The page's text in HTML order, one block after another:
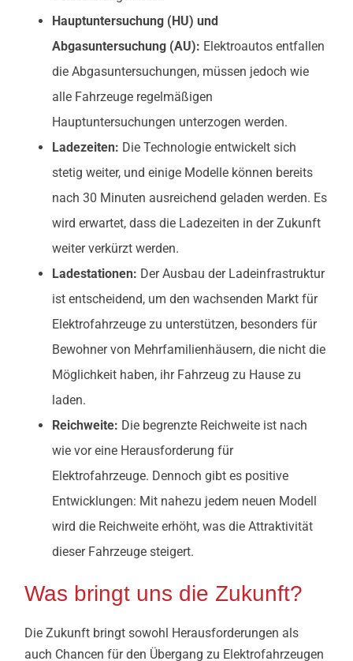
Hauptuntersuchung (HU) und
Abgasuntersuchung (AU): Elektroautos entfallen
die Abgasuntersuchungen, müssen jedoch wie
alle Fahrzeuge regelmäßigen
Hauptuntersuchungen unterzogen werden.
Ladezeiten: Die Technologie entwickelt sich
stetig weiter, und einige Modelle können bereits
nach 30 Minuten ausreichend geladen werden. Es
wird erwartet, dass die Ladezeiten in der Zukunft
weiter verkürzt werden.
Ladestationen: Der Ausbau der Ladeinfrastruktur
ist entscheidend, um den wachsenden Markt für
Elektrofahrzeuge zu unterstützen, besonders für
Bewohner von Mehrfamilienhäusern, die nicht die
Möglichkeit haben, ihr Fahrzeug zu Hause zu
laden.
Reichweite: Die begrenzte Reichweite ist nach
wie vor eine Herausforderung für
Elektrofahrzeuge. Dennoch gibt es positive
Entwicklungen: Mit nahezu jedem neuen Modell
wird die Reichweite erhöht, was die Attraktivität
dieser Fahrzeuge steigert.
Was bringt uns die Zukunft?
Die Zukunft bringt sowohl Herausforderungen als
auch Chancen für den Übergang zu Elektrofahrzeugen